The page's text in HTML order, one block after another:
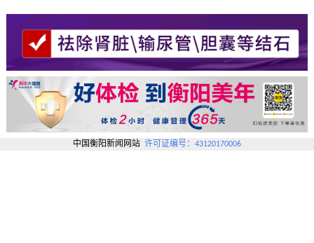
中国衡阳新闻网站 许可证编号：43120170006